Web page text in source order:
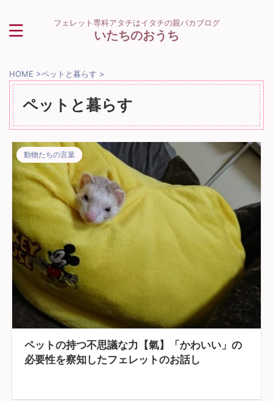
フェレット専科アタチはイタチの親バカブログ
いたちのおうち
HOME >ペットと暮らす >
ペットと暮らす
動物たちの言葉
ペットの持つ不思議な力【氣】「かわいい」の
必要性を察知したフェレットのお話し